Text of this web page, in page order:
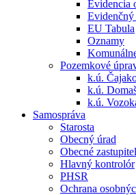
Evidencia
Evidenčný
EU Tabula
Oznamy
Pozemkové
k.ú.
k.ú.
k.ú.
Samospráva
Starosta
Obecný úrad
Obecné
Hlavný kontrolór
PHSR
Ochrana